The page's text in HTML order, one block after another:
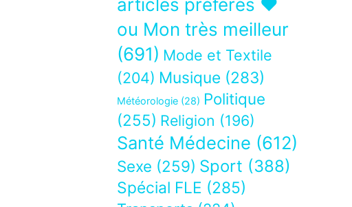
articles préférés ❤
ou Mon très meilleur
(691) Mode et Textile
(204) Musique (283)
Météorologie (28) Politique
(255) Religion (196)
Santé Médecine (612)
Sexe (259) Sport (388)
Spécial FLE (285)